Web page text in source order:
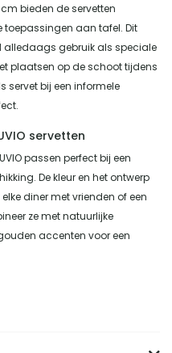
bieden de servetten
toepassingen aan tafel. Dit
gebruik als speciale
plaatsen op de schoot tijdens
servet bij een informele
servetten
passen perfect bij een
De kleur en het ontwerp
diner met vrienden of een
ze met natuurlijke
accenten voor een